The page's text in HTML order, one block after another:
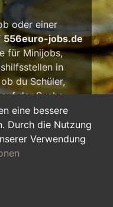
eine bessere
Durch die Nutzung
Verwendung
oder einer
556euro-jobs.de
für Minijobs,
in
du Schüler,
der Suche
bist – hier
die zu deinem
viele